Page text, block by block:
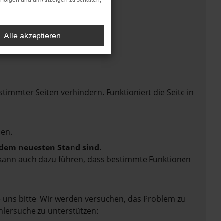
Seiten verhindern. Funktioniert die Seite in
neuesten Stand sind.
auch dazu führen, dass bestimmte Funktionen
bitte. Wir werden versuchen, das Problem zu
zu unterstützen:
Alle akzeptieren